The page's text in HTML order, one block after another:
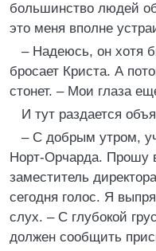
большинство людей
это меня вполне
– Надеюсь, он хотя
бросает Криста. А
стонет. – Мои глаза
И тут раздается
– С добрым утром,
Норт-Орчарда. Прошу
заместитель
сегодня голос. Я
слух. – С глубокой
должен сообщить